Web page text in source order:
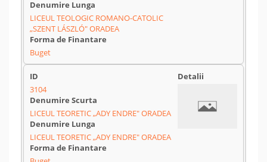
LICEUL TEOLOGIC ROMANO-CATOLIC
„SZENT LÁSZLÓ" ORADEA
Buget
3104
LICEUL TEORETIC „ADY ENDRE" ORADEA
LICEUL TEORETIC „ADY ENDRE" ORADEA